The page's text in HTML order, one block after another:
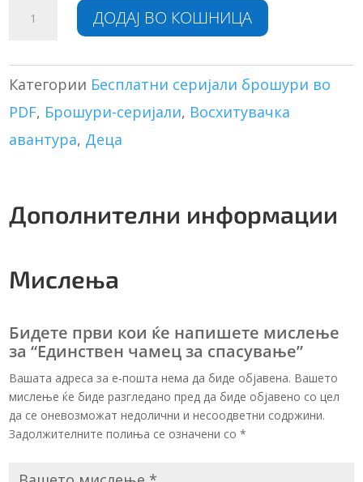
чамец
количина
ДОДАЈ ВО КОШНИЦА
r
a
:
Категории Бесплатни серијали брошури во
PDF, Брошури-серијали, Восхитувачка
авантура, Деца
Дополнителни информации
Мислења
Бидете први кои ќе напишете мислење
за “Единствен чамец за спасување”
Вашата адреса за е-пошта нема да биде објавена. Вашето
мислење ќе биде разгледано пред да биде објавено со цел
да се оневозможат недолични и несоодветни содржини.
Задолжителните полиња се означени со*